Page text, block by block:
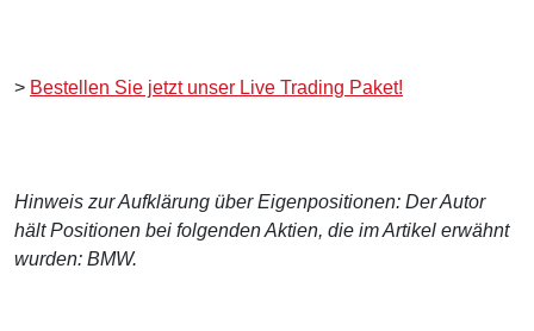
> Bestellen Sie jetzt unser Live Trading Paket!
Hinweis zur Aufklärung über Eigenpositionen: Der Autor
hält Positionen bei folgenden Aktien, die im Artikel erwähnt
wurden: BMW.